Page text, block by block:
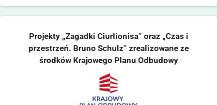
Projekty „Zagadki Ciurlionisa” oraz „Czas i
przestrzeń. Bruno Schulz” zrealizowane ze
środków Krajowego Planu Odbudowy